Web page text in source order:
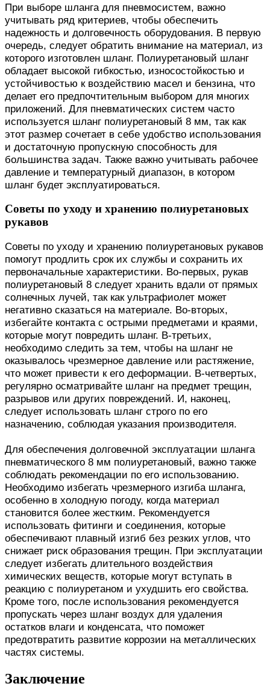
При выборе шланга для пневмосистем, важно
учитывать ряд критериев, чтобы обеспечить
надежность и долговечность оборудования. В первую
очередь, следует обратить внимание на материал, из
которого изготовлен шланг. Полиуретановый шланг
обладает высокой гибкостью, износостойкостью и
устойчивостью к воздействию масел и бензина, что
делает его предпочтительным выбором для многих
приложений. Для пневматических систем часто
используется шланг полиуретановый 8 мм, так как
этот размер сочетает в себе удобство использования
и достаточную пропускную способность для
большинства задач. Также важно учитывать рабочее
давление и температурный диапазон, в котором
шланг будет эксплуатироваться.
Советы по уходу и хранению полиуретановых
рукавов
Советы по уходу и хранению полиуретановых рукавов
помогут продлить срок их службы и сохранить их
первоначальные характеристики. Во-первых, рукав
полиуретановый 8 следует хранить вдали от прямых
солнечных лучей, так как ультрафиолет может
негативно сказаться на материале. Во-вторых,
избегайте контакта с острыми предметами и краями,
которые могут повредить шланг. В-третьих,
необходимо следить за тем, чтобы на шланг не
оказывалось чрезмерное давление или растяжение,
что может привести к его деформации. В-четвертых,
регулярно осматривайте шланг на предмет трещин,
разрывов или других повреждений. И, наконец,
следует использовать шланг строго по его
назначению, соблюдая указания производителя.
Для обеспечения долговечной эксплуатации шланга
пневматического 8 мм полиуретановый, важно также
соблюдать рекомендации по его использованию.
Необходимо избегать чрезмерного изгиба шланга,
особенно в холодную погоду, когда материал
становится более жестким. Рекомендуется
использовать фитинги и соединения, которые
обеспечивают плавный изгиб без резких углов, что
снижает риск образования трещин. При эксплуатации
следует избегать длительного воздействия
химических веществ, которые могут вступать в
реакцию с полиуретаном и ухудшить его свойства.
Кроме того, после использования рекомендуется
пропускать через шланг воздух для удаления
остатков влаги и конденсата, что поможет
предотвратить развитие коррозии на металлических
частях системы.
Заключение